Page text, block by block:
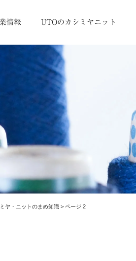
情報 UTOのカシミヤニット
ヤ・ニットのまめ知識 > ページ 2